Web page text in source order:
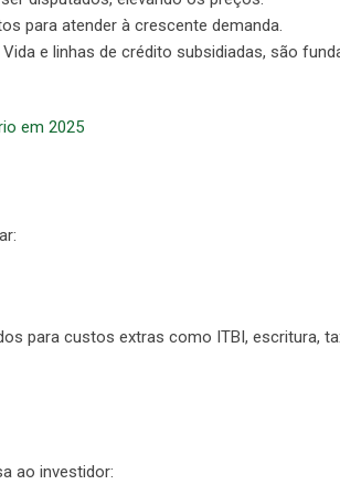
para atender à crescente demanda.
e linhas de crédito subsidiadas, são
em 2025
para custos extras como ITBI, escritura,
ao investidor: